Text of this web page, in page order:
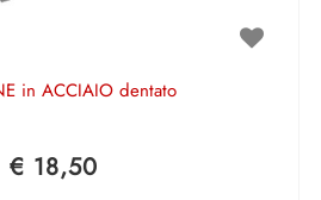
in ACCIAIO dentato
€ 18,50